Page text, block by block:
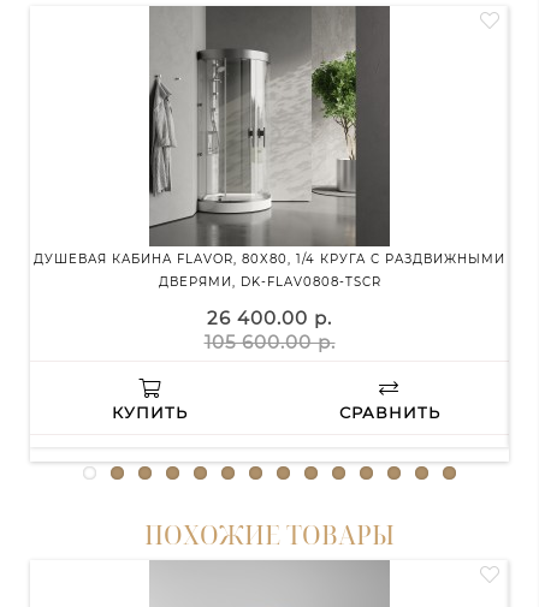
ДУШЕВАЯ КАБИНА FLAVOR, 80X80, 1/4 КРУГА С РАЗДВИЖНЫМИ
ДВЕРЯМИ, DK-FLAV0808-TSCR
26 400.00 р.
105 600.00 р.
КУПИТЬ СРАВНИТЬ
ПОХОЖИЕ ТОВАРЫ